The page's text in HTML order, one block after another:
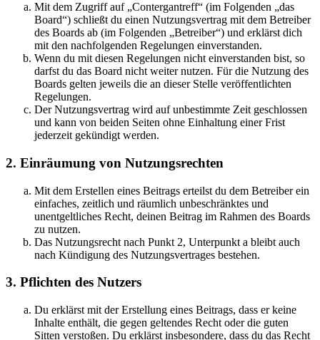
Mit dem Zugriff auf „Contergantreff“ (im Folgenden „das
Board“) schließt du einen Nutzungsvertrag mit dem Betreiber
des Boards ab (im Folgenden „Betreiber“) und erklärst dich
mit den nachfolgenden Regelungen einverstanden.
Wenn du mit diesen Regelungen nicht einverstanden bist, so
darfst du das Board nicht weiter nutzen. Für die Nutzung des
Boards gelten jeweils die an dieser Stelle veröffentlichten
Regelungen.
Der Nutzungsvertrag wird auf unbestimmte Zeit geschlossen
und kann von beiden Seiten ohne Einhaltung einer Frist
jederzeit gekündigt werden.
2. Einräumung von Nutzungsrechten
Mit dem Erstellen eines Beitrags erteilst du dem Betreiber ein
einfaches, zeitlich und räumlich unbeschränktes und
unentgeltliches Recht, deinen Beitrag im Rahmen des Boards
zu nutzen.
Das Nutzungsrecht nach Punkt 2, Unterpunkt a bleibt auch
nach Kündigung des Nutzungsvertrages bestehen.
3. Pflichten des Nutzers
Du erklärst mit der Erstellung eines Beitrags, dass er keine
Inhalte enthält, die gegen geltendes Recht oder die guten
Sitten verstoßen. Du erklärst insbesondere, dass du das Recht